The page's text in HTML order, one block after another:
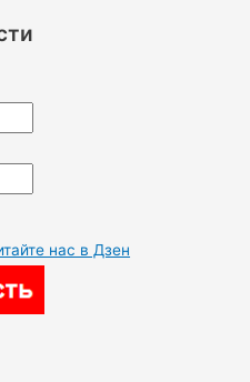
нас в Дзен